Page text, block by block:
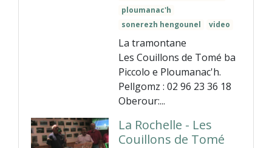
ploumanac'h
sonerezh hengounel
video
La tramontane
Les Couillons de Tomé ba
Piccolo e Ploumanac'h.
Pellgomz : 02 96 23 36 18
Oberour:...
La Rochelle - Les
Couillons de Tomé